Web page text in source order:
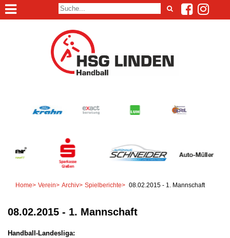
Home> Verein> Archiv> Spielberichte> 08.02.2015 - 1. Mannschaft
08.02.2015 - 1. Mannschaft
Handball-Landesliga: